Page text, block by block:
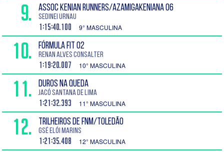
9. ASSOC KENIAN RUNNERS/AZAMIGAKENIANA 06
Sedinei Urnau
1:15:40.100 9° MASCULINA
10. FÓRMULA FIT 02
Renan Alves Consalter
1:19:20.007 10° MASCULINA
11. DUROS NA QUEDA
Jacó Santana de Lima
1:21:32.393 11° MASCULINA
12. TRILHEIROS DE FNM/TOLEDÃO
Gsé Elói Marins
1:21:35.408 12° MASCULINA